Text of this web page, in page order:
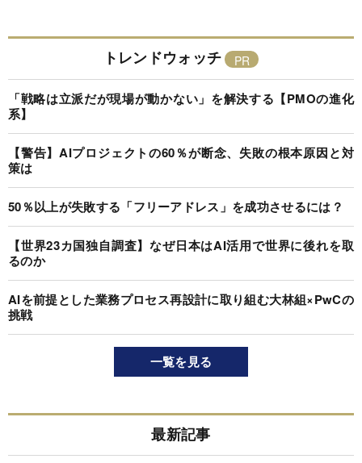
トレンドウォッチ
「戦略は立派だが現場が動かない」を解決する【PMOの進化
系】
【警告】AIプロジェクトの60％が断念、失敗の根本原因と対
策は
50％以上が失敗する「フリーアドレス」を成功させるには？
【世界23カ国独自調査】なぜ日本はAI活用で世界に後れを取
るのか
AIを前提とした業務プロセス再設計に取り組む大林組×PwCの
挑戦
一覧を見る
最新記事